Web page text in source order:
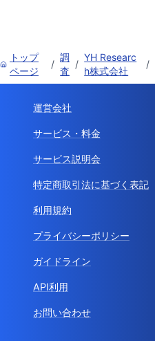
トップ
ページ
/
調
査
/
YH Researc
h株式会社
/
運営会社
サービス・料金
サービス説明会
特定商取引法に基づく表記
利用規約
プライバシーポリシー
ガイドライン
API利用
お問い合わせ